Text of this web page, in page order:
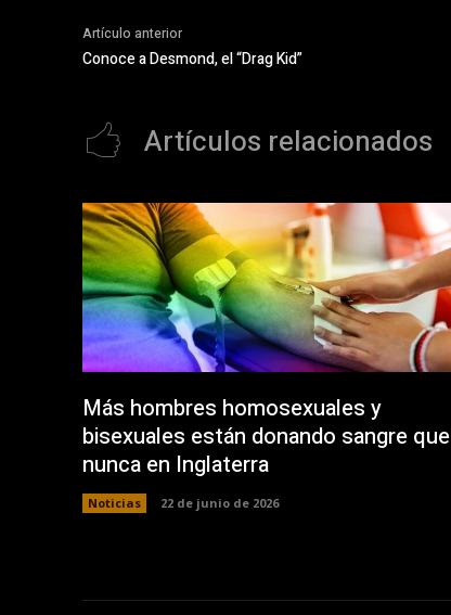
Artículo anterior
Conoce a Desmond, el “Drag Kid”
Artículos relacionados
Más hombres homosexuales y
bisexuales están donando sangre que
nunca en Inglaterra
Noticias 22 de junio de 2026